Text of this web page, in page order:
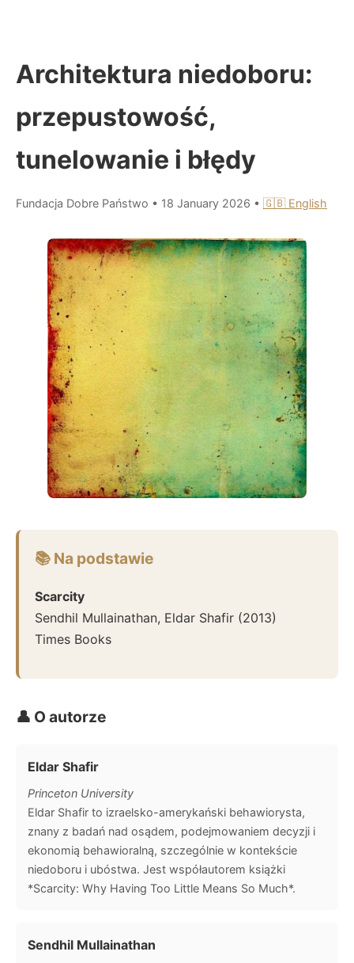
Architektura niedoboru:
przepustowość,
tunelowanie i błędy
Fundacja Dobre Państwo • 18 January 2026 • 🇬🇧 English
📚 Na podstawie
Scarcity
Sendhil Mullainathan, Eldar Shafir (2013)
Times Books
👤 O autorze
Eldar Shafir
Princeton University
Eldar Shafir to izraelsko-amerykański behawiorysta,
znany z badań nad osądem, podejmowaniem decyzji i
ekonomią behawioralną, szczególnie w kontekście
niedoboru i ubóstwa. Jest współautorem książki
*Scarcity: Why Having Too Little Means So Much*.
Sendhil Mullainathan